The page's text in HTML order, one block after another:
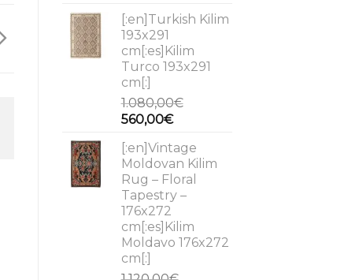
was:
is:
[:en]Turkish Kilim
193x291
cm[:es]Kilim
Turco 193x291
cm[:]
1.080,00€
Original
was:
1.080,00€.
560,00€Current
is:
560,00€.
[:en]Vintage
Moldovan Kilim
Rug – Floral
Tapestry –
176x272
cm[:es]Kilim
Moldavo 176x272
cm[:]